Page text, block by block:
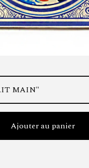
Ajouter au panier